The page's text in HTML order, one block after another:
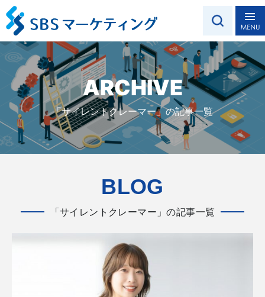
ARCHIVE
「サイレントクレーマー」の記事一覧
BLOG
「サイレントクレーマー」の記事一覧